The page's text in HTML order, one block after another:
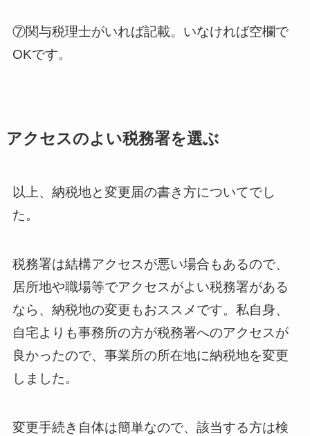
⑦関与税理士がいれば記載。いなければ空欄で
OKです。
アクセスのよい税務署を選ぶ
以上、納税地と変更届の書き方についてでし
た。
税務署は結構アクセスが悪い場合もあるので、
居所地や職場等でアクセスがよい税務署がある
なら、納税地の変更もおススメです。私自身、
自宅よりも事務所の方が税務署へのアクセスが
良かったので、事業所の所在地に納税地を変更
しました。
変更手続き自体は簡単なので、該当する方は検